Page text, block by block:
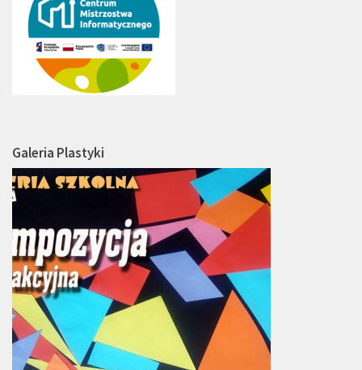
Galeria Plastyki